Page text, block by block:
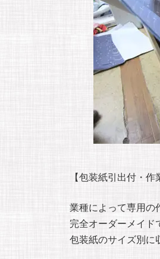
【包装紙引出付・作
業種によって専用の
完全オーダーメイド
包装紙のサイズ別に